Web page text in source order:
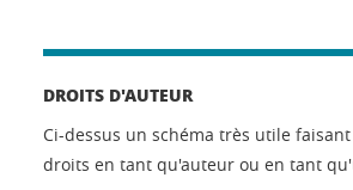
DROITS D'AUTEUR
Ci-dessus un schéma très utile
droits en tant qu'auteur ou en tant